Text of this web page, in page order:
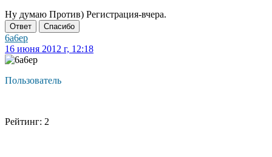
Ну думаю Против) Регистрация-вчера.
Ответ Спасибо
6a6ep
16 июня 2012 г, 12:18
Пользователь
Рейтинг: 2